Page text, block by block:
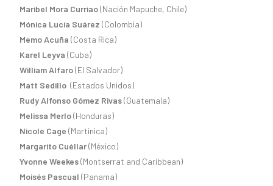
Maribel Mora Curriao(Nación Mapuche, Chile)
Mónica Lucía Suárez (Colombia)
Memo Acuña (Costa Rica)
Karel Leyva (Cuba)
William Alfaro(El Salvador)
Matt Sedillo (Estados Unidos)
Rudy Alfonso Gómez Rivas(Guatemala)
Melissa Merlo(Honduras)
Nicole Cage (Martinica)
Margarito Cuéllar(México)
Yvonne Weekes(Montserrat and Caribbean)
Moisés Pascual (Panama)